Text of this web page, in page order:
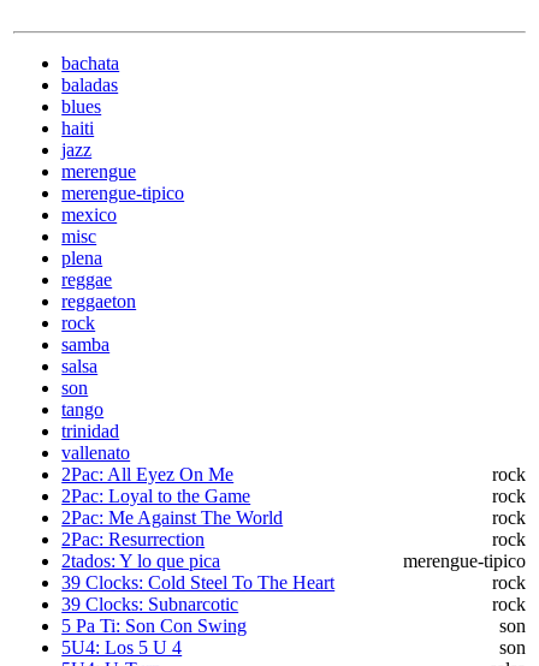
bachata
baladas
blues
haiti
jazz
merengue
merengue-tipico
mexico
misc
plena
reggae
reggaeton
rock
samba
salsa
son
tango
trinidad
vallenato
2Pac: All Eyez On Me
rock
2Pac: Loyal to the Game
rock
2Pac: Me Against The World
rock
2Pac: Resurrection
rock
2tados: Y lo que pica
merengue-tipico
39 Clocks: Cold Steel To The Heart
rock
39 Clocks: Subnarcotic
rock
5 Pa Ti: Son Con Swing
son
5U4: Los 5 U 4
son